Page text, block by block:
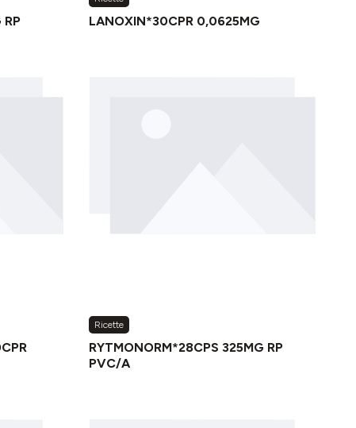
RP LANOXIN*30CPR 0,0625MG
Ricette
RYTMONORM*28CPS 325MG RP
PVC/A